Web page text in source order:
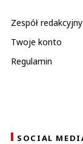
Zespół redakcyjny
Twoje konto
Regulamin
SOCIAL